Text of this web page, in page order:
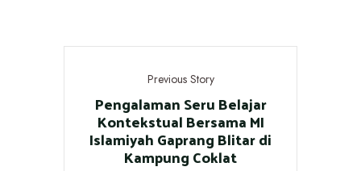
Previous Story
Pengalaman Seru Belajar
Kontekstual Bersama MI
Islamiyah Gaprang Blitar di
Kampung Coklat